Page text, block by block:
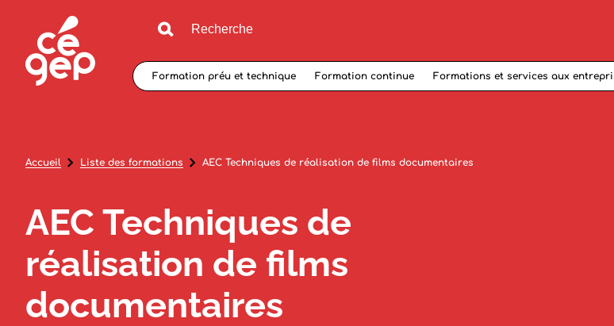
Formation préu et technique Formation continue Formations et services aux
Accueil Liste des formations AEC Techniques de réalisation de films documentaires
AEC Techniques de
réalisation de films
documentaires